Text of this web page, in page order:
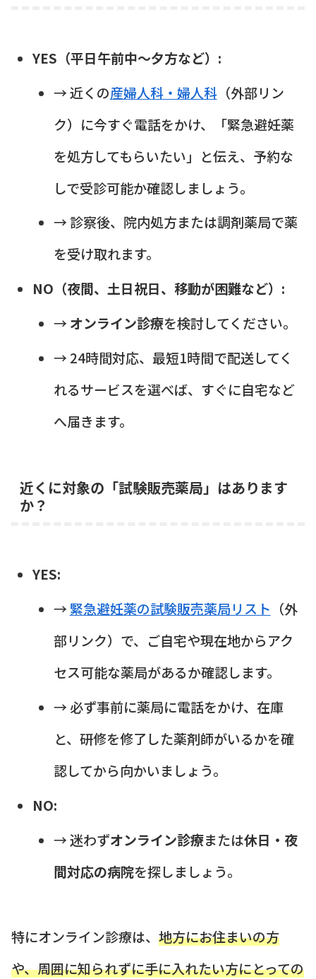
YES（平日午前中～夕方など）:
→ 近くの産婦人科・婦人科（外部リン
ク）に今すぐ電話をかけ、「緊急避妊薬
を処方してもらいたい」と伝え、予約な
しで受診可能か確認しましょう。
→ 診察後、院内処方または調剤薬局で薬
を受け取れます。
NO（夜間、土日祝日、移動が困難など）:
→ オンライン診療を検討してください。
→ 24時間対応、最短1時間で配送してく
れるサービスを選べば、すぐに自宅など
へ届きます。
近くに対象の「試験販売薬局」はあります
か？
YES:
→ 緊急避妊薬の試験販売薬局リスト （外
部リンク）で、ご自宅や現在地からアク
セス可能な薬局があるか確認します。
→ 必ず事前に薬局に電話をかけ、在庫
と、研修を修了した薬剤師がいるかを確
認してから向かいましょう。
NO:
→ 迷わずオンライン診療または休日・夜
間対応の病院を探しましょう。
特にオンライン診療は、 地方にお住まいの方
や、周囲に知られずに手に入れたい方にとっての